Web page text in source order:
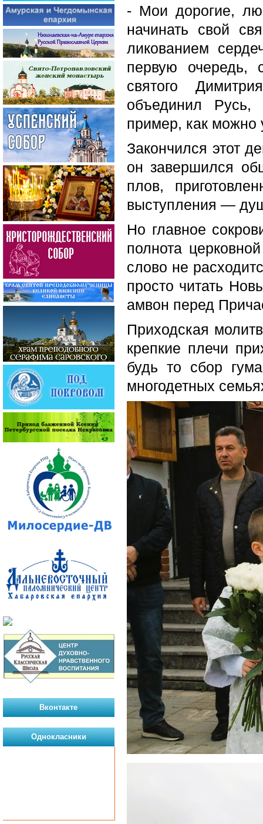
- Мои дорогие,
начинать свой
ликованием
первую очередь,
святого
объединил Русь,
пример, как можно
Закончился этот
он завершился
плов,
выступления —
Но главное
полнота
слово не
просто читать
амвон перед
Приходская
крепкие плечи
будь то сбор
многодетных
Вконтакте
Однокласники